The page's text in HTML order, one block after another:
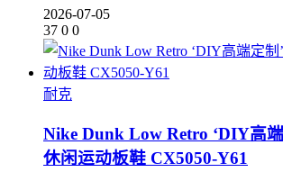
2026-07-05
37 0 0
耐克
Nike Dunk Low Retro ‘DIY高
休闲运动板鞋 CX5050-Y61